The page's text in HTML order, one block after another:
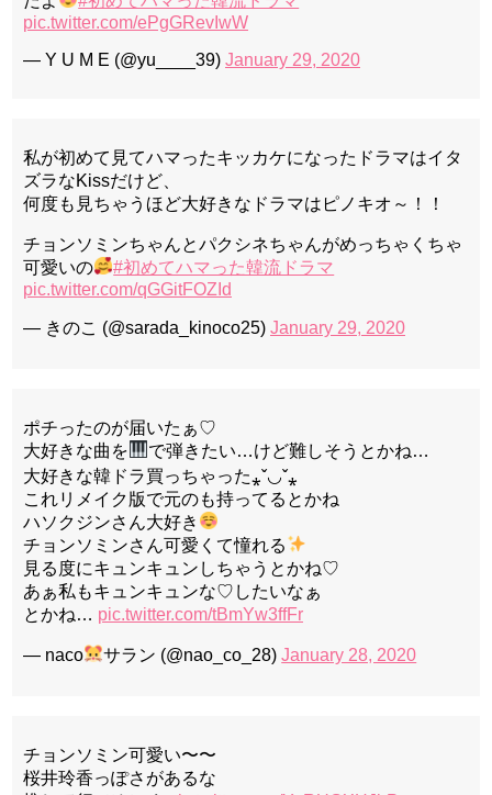
pic.twitter.com/ePgGRevIwW
— Y U M E (@yu____39) January 29, 2020
私が初めて見てハマったキッカケになったドラマはイタ
ズラなKissだけど、
何度も見ちゃうほど大好きなドラマはピノキオ～！！
チョンソミンちゃんとパクシネちゃんがめっちゃくちゃ
可愛いの
#初めてハマった韓流ドラマ
pic.twitter.com/qGGitFOZId
— きのこ (@sarada_kinoco25) January 29, 2020
ポチったのが届いたぁ♡
大好きな曲を
で弾きたい…けど難しそうとかね…
大好きな韓ドラ買っちゃった⁎ˇ◡︎ˇ⁎
これリメイク版で元のも持ってるとかね
ハソクジンさん大好き
チョンソミンさん可愛くて憧れる
見る度にキュンキュンしちゃうとかね♡
あぁ私もキュンキュンな♡したいなぁ
とかね… pic.twitter.com/tBmYw3ffFr
— naco サラン (@nao_co_28)January 28, 2020
チョンソミン可愛い〜〜
桜井玲香っぽさがあるな